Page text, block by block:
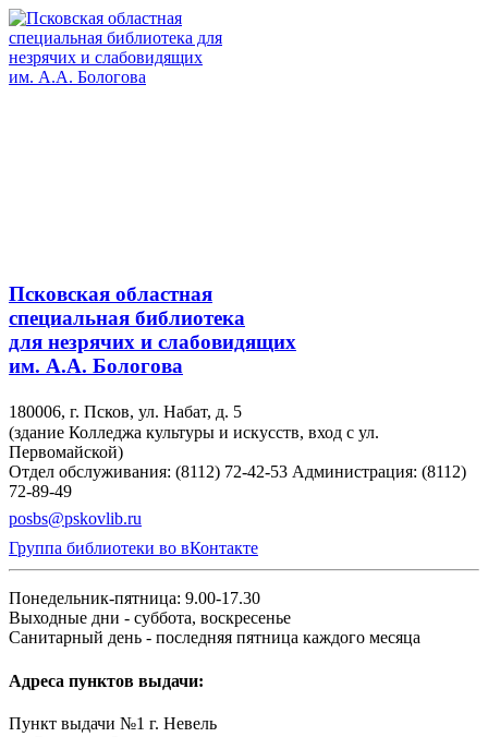
Псковская областная
специальная библиотека
для незрячих и слабовидящих
им. А.А. Бологова
180006, г. Псков, ул. Набат, д. 5
(здание Колледжа культуры и искусств, вход с ул.
Первомайской)
Отдел обслуживания: (8112) 72-42-53 Администрация: (8112)
72-89-49
posbs@pskovlib.ru
Группа библиотеки во вКонтакте
Понедельник-пятница: 9.00-17.30
Выходные дни - суббота, воскресенье
Санитарный день - последняя пятница каждого месяца
Адреса пунктов выдачи:
Пункт выдачи №1 г. Невель